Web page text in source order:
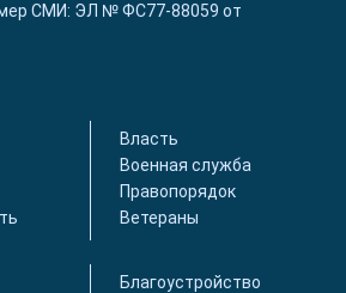
СМИ: ЭЛ № ФС77-88059 от
Власть
Военная служба
Правопорядок
Ветераны
Благоустройство